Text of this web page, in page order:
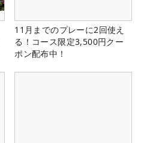
11月までのプレーに2回使え
る！コース限定3,500円クー
ポン配布中！